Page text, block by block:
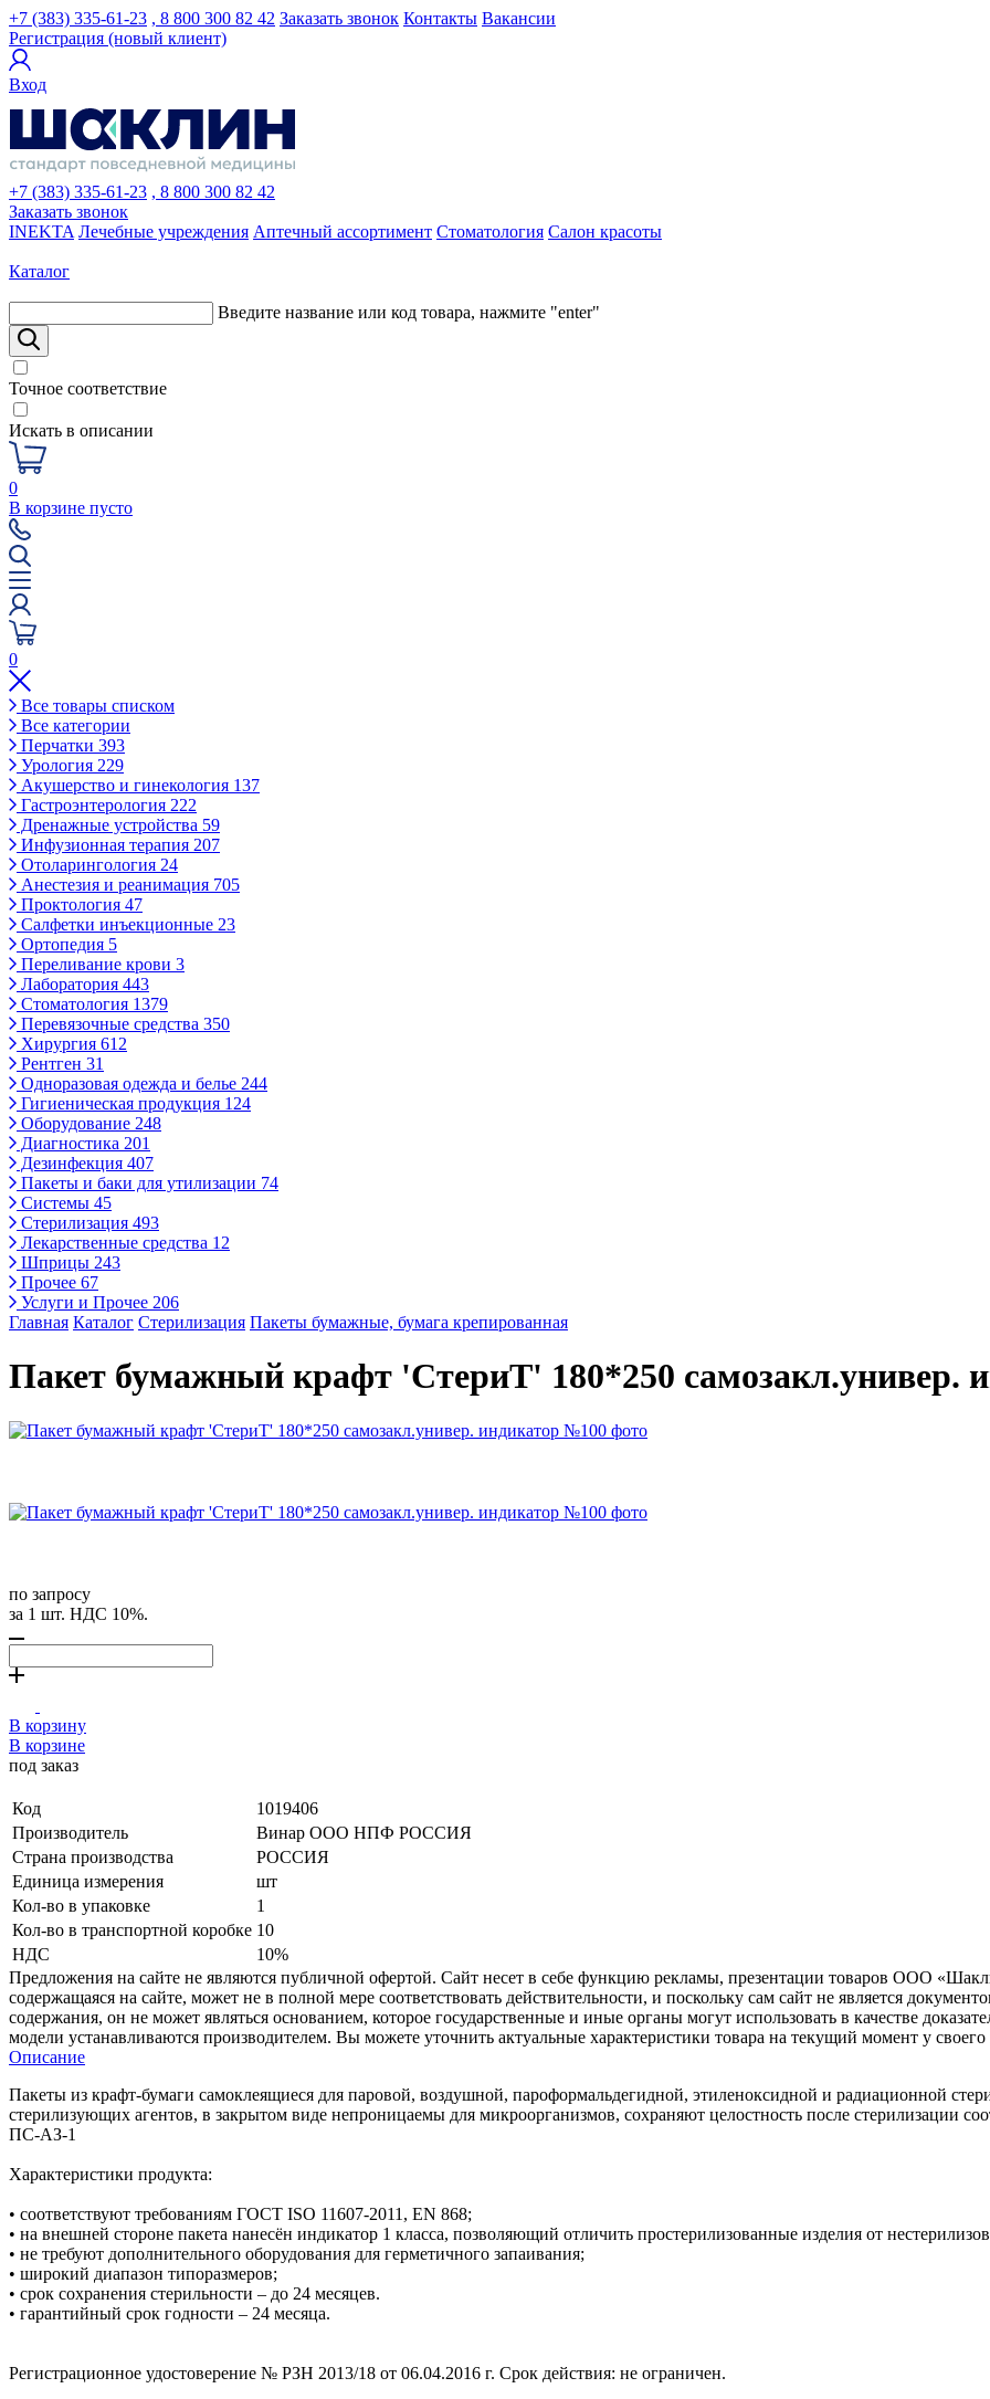
+7 (383) 335-61-23 , 8 800 300 82 42 Заказать звонок Контакты Вакансии
Регистрация (новый клиент)
Вход
+7 (383) 335-61-23 , 8 800 300 82 42
Заказать звонок
INEKTA Лечебные учреждения Аптечный ассортимент Стоматология Салон красоты
Каталог
Введите название или код товара, нажмите "enter"
Точное соответствие
Искать в описании
0
В корзине пусто
0
Все товары списком
Все категории
Перчатки 393
Урология 229
Акушерство и гинекология 137
Гастроэнтерология 222
Дренажные устройства 59
Инфузионная терапия 207
Отоларингология 24
Анестезия и реанимация 705
Проктология 47
Салфетки инъекционные 23
Ортопедия 5
Переливание крови 3
Лаборатория 443
Стоматология 1379
Перевязочные средства 350
Хирургия 612
Рентген 31
Одноразовая одежда и белье 244
Гигиеническая продукция 124
Оборудование 248
Диагностика 201
Дезинфекция 407
Пакеты и баки для утилизации 74
Системы 45
Стерилизация 493
Лекарственные средства 12
Шприцы 243
Прочее 67
Услуги и Прочее 206
Главная Каталог Стерилизация Пакеты бумажные, бумага крепированная
Пакет бумажный крафт 'СтериТ' 180*250 самозакл.универ.
по запросу
за 1 шт. НДС 10%.
В корзину
В корзине
под заказ
Код
1019406
Производитель
Винар ООО НПФ РОССИЯ
Страна производства
РОССИЯ
Единица измерения
шт
Кол-во в упаковке
1
Кол-во в транспортной коробке 10
НДС
10%
Предложения на сайте не являются публичной офертой. Сайт несет в себе функцию рекламы, презентации товаров ООО
содержащаяся на сайте, может не в полной мере соответствовать действительности, и поскольку сам сайт не является
содержания, он не может являться основанием, которое государственные и иные органы могут использовать в качестве
модели устанавливаются производителем. Вы можете уточнить актуальные характеристики товара на текущий момент у
Описание
Пакеты из крафт-бумаги самоклеящиеся для паровой, воздушной, пароформальдегидной, этиленоксидной и радиационной
стерилизующих агентов, в закрытом виде непроницаемы для микроорганизмов, сохраняют целостность после стерилизации
ПС-АЗ-1
Характеристики продукта:
• соответствуют требованиям ГОСТ ISO 11607-2011, EN 868;
• на внешней стороне пакета нанесён индикатор 1 класса, позволяющий отличить простерилизованные изделия от
• не требуют дополнительного оборудования для герметичного запаивания;
• широкий диапазон типоразмеров;
• срок сохранения стерильности – до 24 месяцев.
• гарантийный срок годности – 24 месяца.
Регистрационное удостоверение № РЗН 2013/18 от 06.04.2016 г. Срок действия: не ограничен.